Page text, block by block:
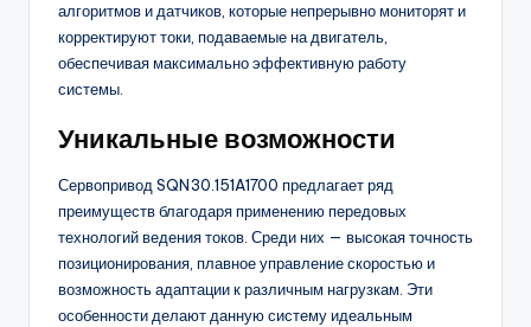
алгоритмов и датчиков, которые непрерывно мониторят и
корректируют токи, подаваемые на двигатель,
обеспечивая максимально эффективную работу
системы.
Уникальные возможности
Сервопривод SQN30.151A1700 предлагает ряд
преимуществ благодаря применению передовых
технологий ведения токов. Среди них — высокая точность
позиционирования, плавное управление скоростью и
возможность адаптации к различным нагрузкам. Эти
особенности делают данную систему идеальным